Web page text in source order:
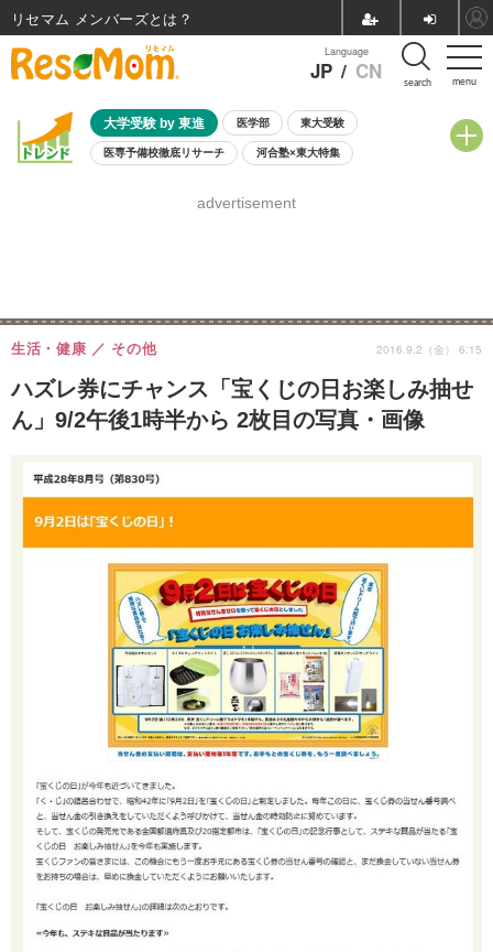
menu
Language
JP / CN search
大学受験 by 東進 医学部 東大受験
医専予備校徹底リサーチ 河合塾×東大特集
8月開催学校説明会・相談会
advertisement
ハズレ券にチャンス「宝くじの日お楽しみ抽せ
ん」9/2午後1時半から 2枚目の写真・画像
生活・健康 その他 2016.9.2（金） 6:15
リセマム メンバーズ